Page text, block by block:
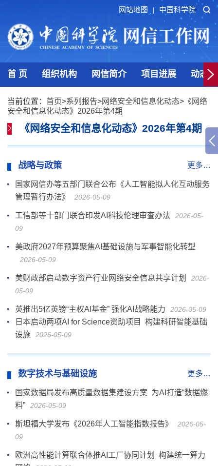
网站地图 中国科学院
首 页 组织机构 网信简介 项目进展 动态
当前位置： 首页>系列报告>网络安全和信息化动态> 《网络
安全和信息化动态》2026年第4期
《网络安全和信息化动态》2026年第4期
战略与政策 更多…
国家网信办等五部门联合公布《人工智能拟人化互动服务
管理暂行办法》
2026-05-09
工信部等十部门联合印发AI科技伦理审查办法
2026-05-
09
美政府2027年预算聚焦AI基础设施与军事智能化转型
2026-05-09
美财政部启动数字资产行业网络安全信息共享计划
2026-
05-09
英推出5亿英镑“主权AI基金” 强化AI战略能力 2026-05-09
日本启动两项AI for Science资助项目 构建科研智能基础
设施
2026-05-09
数字技术与基础设施 更多…
国家数据局发布高质量数据集建设方案 为AI打造“数据燃
料”
2026-05-09
斯坦福大学发布《2026年人工智能指数报告》
2026-05-
09
欧洲高性能计算联合体推AI工厂协同计划 构建统一算力